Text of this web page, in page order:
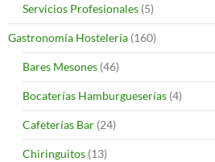
Servicios Profesionales (5)
Gastronomía Hostelería (160)
Bares Mesones (46)
Bocaterías Hamburgueserías (4)
Cafeterías Bar (24)
Chiringuitos (13)